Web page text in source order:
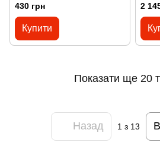
430 грн
Купити
2
Показати ще 20
Назад 1 з 13